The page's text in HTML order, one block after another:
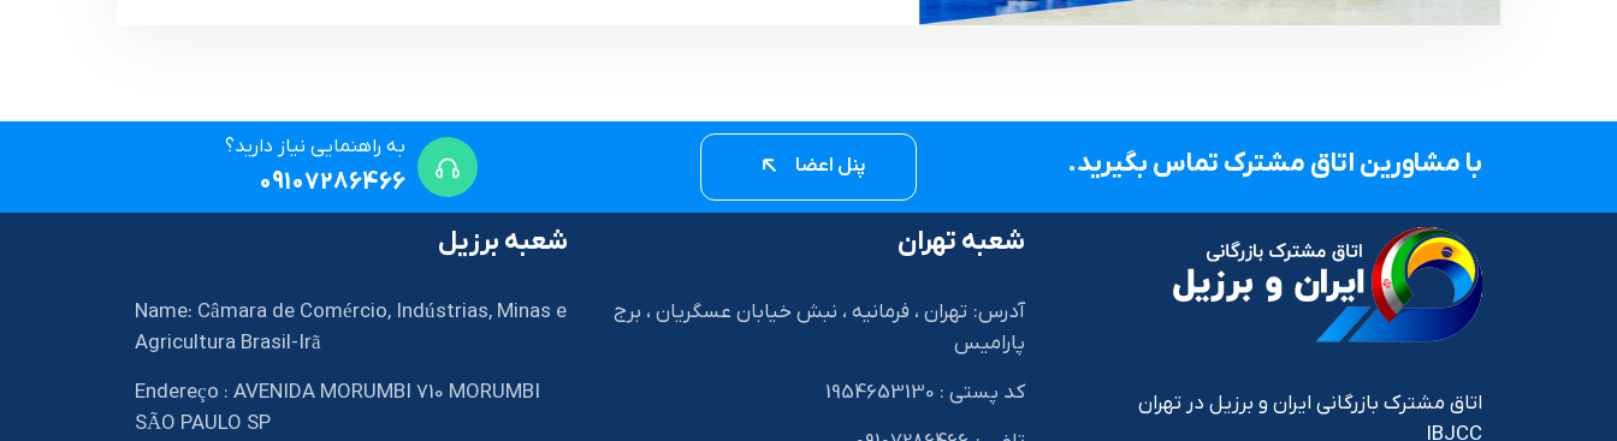
با مشاورین اتاق مشترک تماس بگیرید. پنل اعضا
به راهنمایی نیاز دارید؟
09107286466
اتاق مشترک بازرگانی ایران و برزیل در تهران
IBJCC
شعبه تهران
آدرس: تهران ، فرمانیه ، نبش خیابان عسگریان ، برج
پارامیس
کد پستی : 1954653130
شعبه برزیل
Name: Câmara de Comércio, Indústrias, Minas e
Agricultura Brasil-Irã
Endereço : AVENIDA MORUMBI 710 MORUMBI
SÃO PAULO SP